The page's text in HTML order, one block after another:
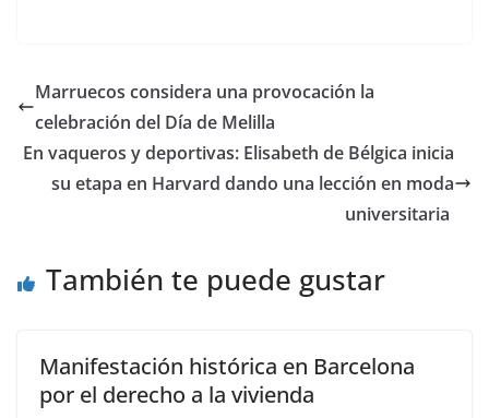
Marruecos considera una provocación la
celebración del Día de Melilla
​En vaqueros y deportivas: Elisabeth de Bélgica inicia
su etapa en Harvard dando una lección en moda
universitaria
También te puede gustar
Manifestación histórica en Barcelona
por el derecho a la vivienda